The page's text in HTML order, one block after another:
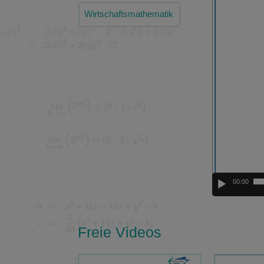
Wirtschaftsmathematik
00:00
Freie Videos